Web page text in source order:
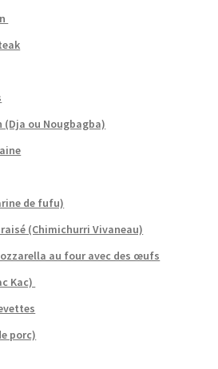
(Dja ou Nougbagba)
de fufu)
(Chimichurri Vivaneau)
au four avec des œufs
Kac)
porc)